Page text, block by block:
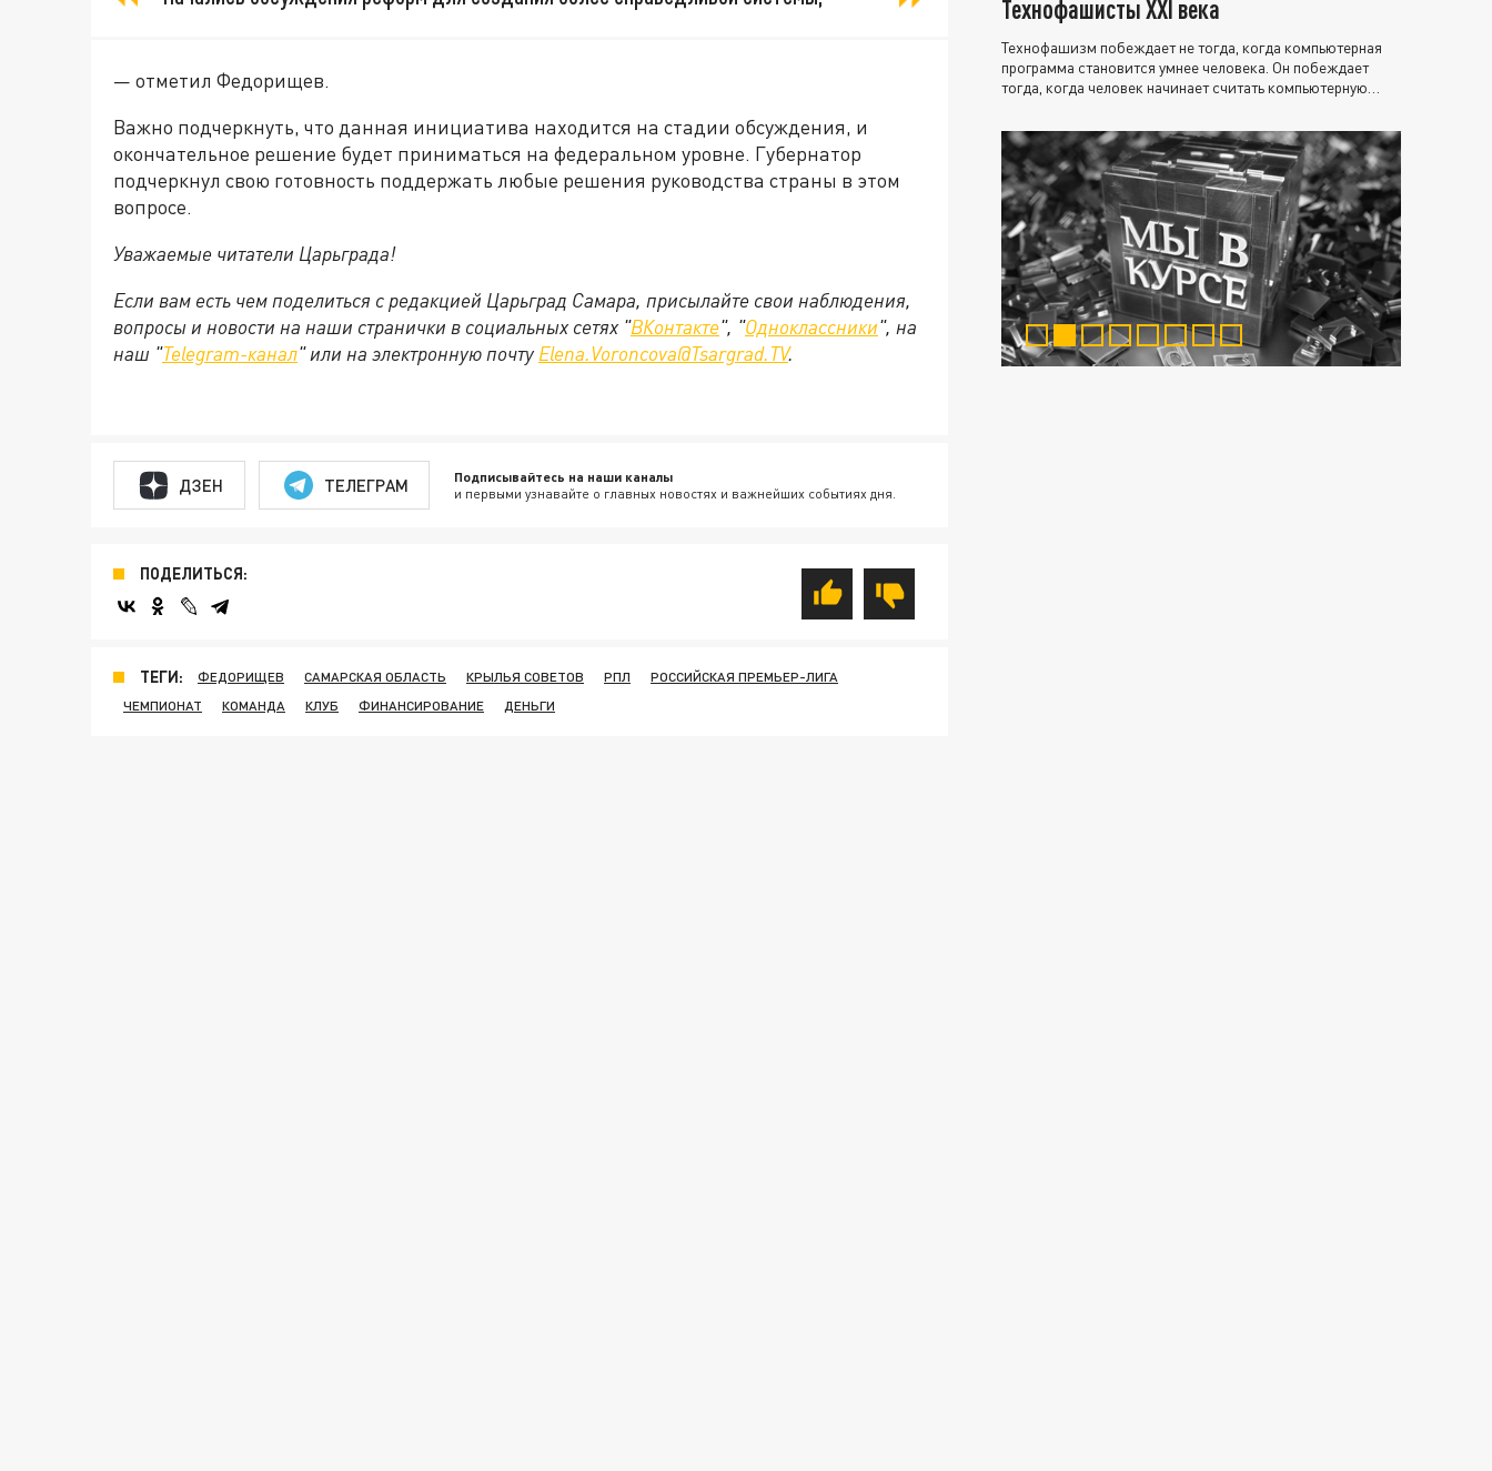
— отметил Федорищев.
Важно подчеркнуть, что данная инициатива находится на стадии обсуждения, и
окончательное решение будет приниматься на федеральном уровне. Губернатор
подчеркнул свою готовность поддержать любые решения руководства страны в этом
вопросе.
Уважаемые читатели Царьграда!
Если вам есть чем поделиться с редакцией Царьград Самара, присылайте свои наблюдения,
вопросы и новости на наши странички в социальных сетях "ВКонтакте", "Одноклассники", на
наш "Telegram-канал" или на электронную почту Elena.Voroncova@Tsargrad.TV.
ДЗЕН ТЕЛЕГРАМ Подписывайтесь на наши каналы
и первыми узнавайте о главных новостях и важнейших событиях дня.
ПОДЕЛИТЬСЯ:
ТЕГИ: ФЕДОРИЩЕВ САМАРСКАЯ ОБЛАСТЬ КРЫЛЬЯ СОВЕТОВ РПЛ
РОССИЙСКАЯ ПРЕМЬЕР-ЛИГА
ЧЕМПИОНАТ
КОМАНДА КЛУБ ФИНАНСИРОВАНИЕ ДЕНЬГИ
Технофашисты XXI века
Технофашизм побеждает не тогда, когда компьютерная
программа становится умнее человека. Он побеждает
тогда, когда человек начинает считать компьютерную